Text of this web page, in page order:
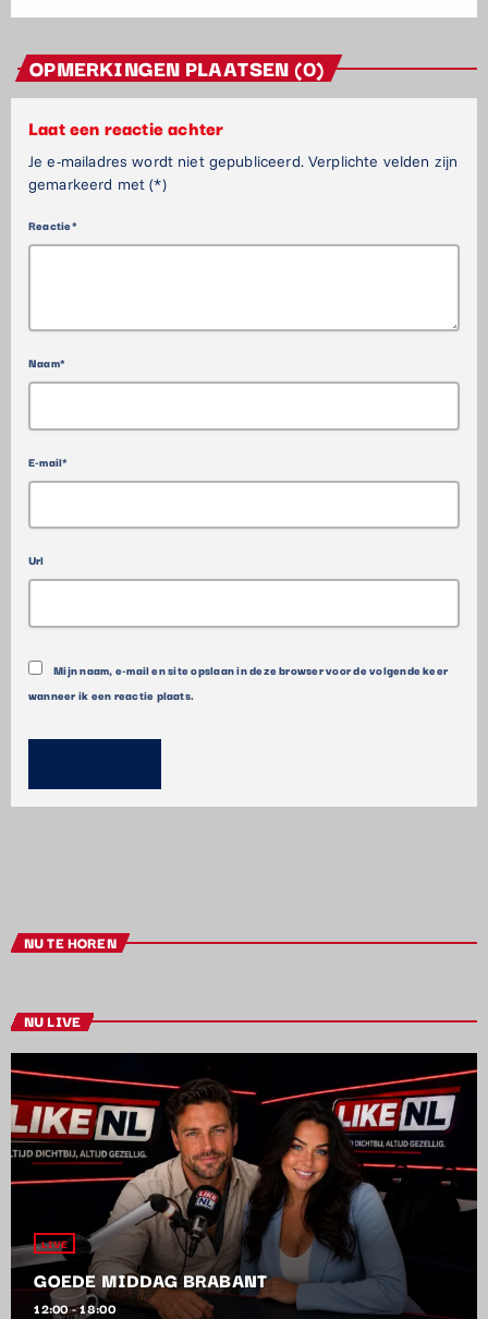
OPMERKINGEN PLAATSEN (0)
Laat een reactie achter
Je e-mailadres wordt niet gepubliceerd. Verplichte velden zijn
gemarkeerd met (*)
Reactie*
Naam*
E-mail*
Url
Mijn naam, e-mail en site opslaan in deze browser voor de volgende keer
wanneer ik een reactie plaats.
NU TE HOREN
NU LIVE
LIVE
GOEDE MIDDAG BRABANT
12:00 - 18:00